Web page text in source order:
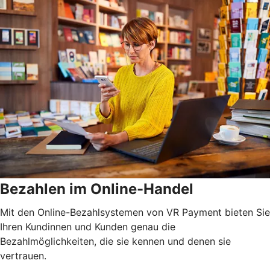
Bezahlen im Online-Handel
Mit den Online-Bezahlsystemen von VR Payment bieten Sie
Ihren Kundinnen und Kunden genau die
Bezahlmöglichkeiten, die sie kennen und denen sie
vertrauen.